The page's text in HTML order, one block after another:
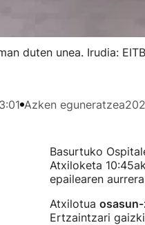
duten unea. Irudia:
Azken eguneratzea
Basurtuko
Atxiloketa
epailearen
Atxilotua
Ertzaintzari